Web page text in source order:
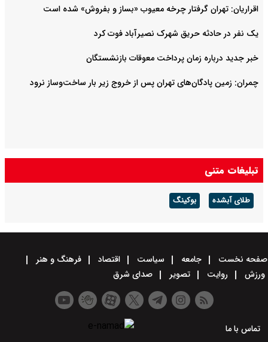
اقراریان: تهران گرفتار چرخه معیوب «بساز و بفروش» شده است
یک نفر در حادثه حریق شهرک نصیرآباد فوت کرد
خبر جدید درباره زمان پرداخت معوقات بازنشستگان
چمران: زمین پادگان‌های تهران پس از خروج زیر بار ساخت‌وساز نرود
تبلیغات متنی
طلای آبشده بوکینگ
صفحه نخست جامعه سیاست اقتصاد
فرهنگ و هنر
ورزش
روایت تصویر صدای شرق
تماس با ما